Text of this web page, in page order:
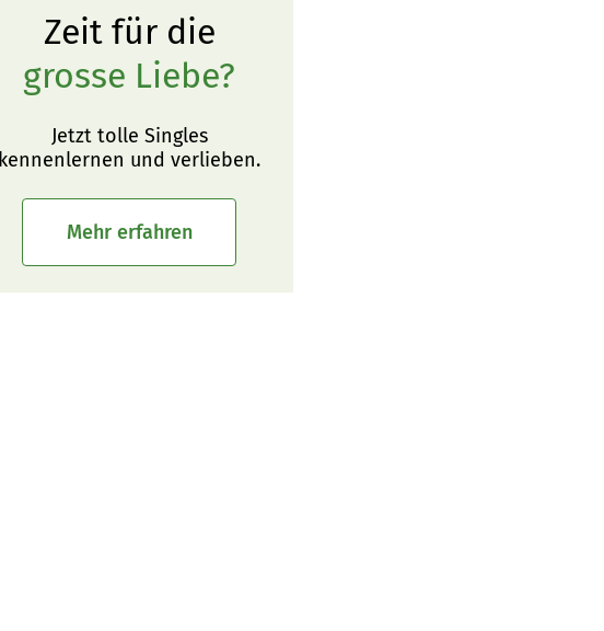
Zeit für die
grosse Liebe?
Jetzt tolle Singles
kennenlernen und verlieben.
Mehr erfahren